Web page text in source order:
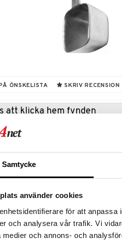
Samtycke
använder cookies
för att
och analysera vår trafik. Vi
medier och annons- och
ÖNSKELISTA SKRIV RECENSION
att klicka hem fynden
Rean pågår fram till 31/8-2026,
favoritprodukter kan fort ta slut!
stål från Exxent. Ett utmärkt